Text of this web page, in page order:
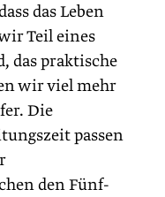
das Leben
Teil eines
das praktische
wir viel mehr
Die
passen
den Fünf­